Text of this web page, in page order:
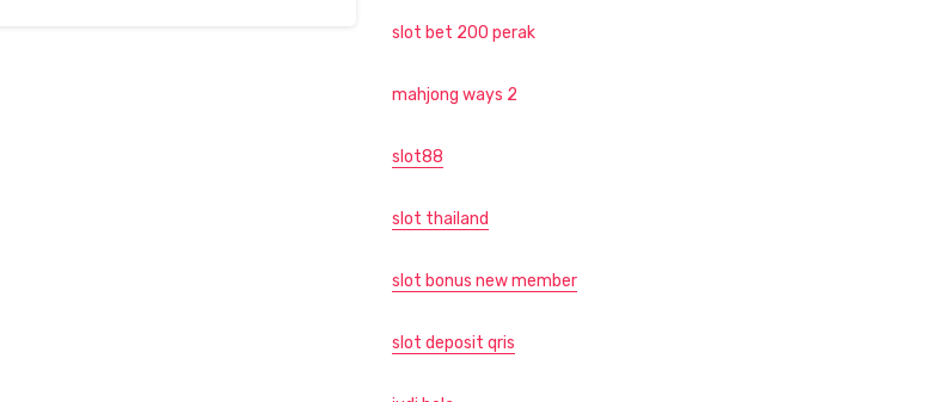
slot bet 200 perak
mahjong ways 2
slot88
slot thailand
slot bonus new member
slot deposit qris